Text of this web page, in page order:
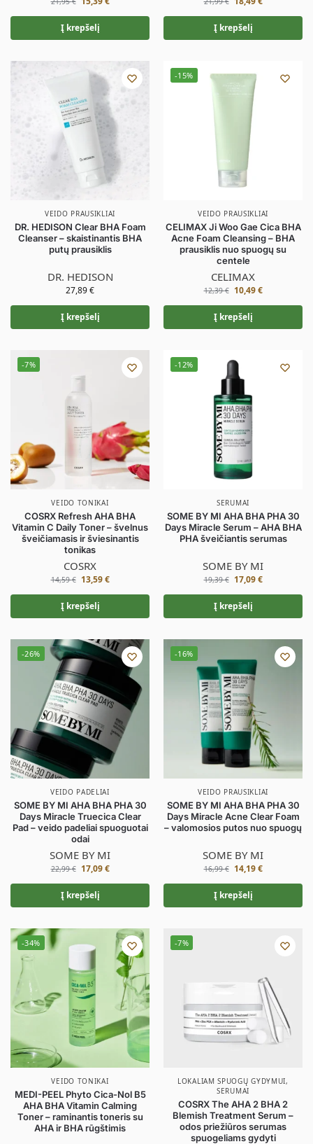
Į krepšelį Į krepšelį
VEIDO PRAUSIKLIAI
DR. HEDISON Clear BHA Foam
Cleanser – skaistinantis BHA
putų prausiklis
DR. HEDISON
27,89€
Į krepšelį
-15%
VEIDO PRAUSIKLIAI
CELIMAX Ji Woo Gae Cica BHA
Acne Foam Cleansing – BHA
prausiklis nuo spuogų su
centele
CELIMAX
12,39€ 10,49€
Į krepšelį
-7%
VEIDO TONIKAI
COSRX Refresh AHA BHA
Vitamin C Daily Toner – švelnus
šveičiamasis ir šviesinantis
tonikas
COSRX
14,59€ 13,59€
Į krepšelį
-12%
SERUMAI
SOME BY MI AHA BHA PHA 30
Days Miracle Serum – AHA BHA
PHA šveičiantis serumas
SOME BY MI
19,39€ 17,09€
Į krepšelį
-26%
VEIDO PADELIAI
SOME BY MI AHA BHA PHA 30
Days Miracle Truecica Clear
Pad – veido padeliai spuoguotai
odai
SOME BY MI
22,99€ 17,09€
Į krepšelį
-16%
VEIDO PRAUSIKLIAI
SOME BY MI AHA BHA PHA 30
Days Miracle Acne Clear Foam
– valomosios putos nuo spuogų
SOME BY MI
16,99€ 14,19€
Į krepšelį
-34%
VEIDO TONIKAI
MEDI-PEEL Phyto Cica-Nol B5
AHA BHA Vitamin Calming
Toner – raminantis toneris su
AHA ir BHA rūgštimis
-7%
LOKALIAM SPUOGŲ GYDYMUI,
SERUMAI
COSRX The AHA 2 BHA 2
Blemish Treatment Serum –
odos priežiūros serumas
spuogeliams gydyti